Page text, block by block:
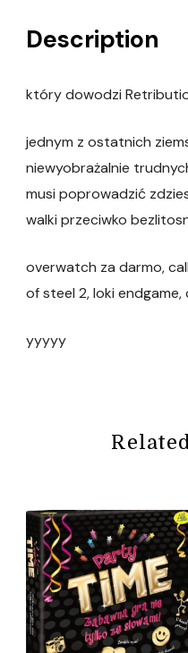
Description
który dowodzi
jednym z ostatnich
niewyobrażalnie
musi poprowadzić
walki przeciwko
overwatch za darmo,
of steel 2, loki
yyyyy